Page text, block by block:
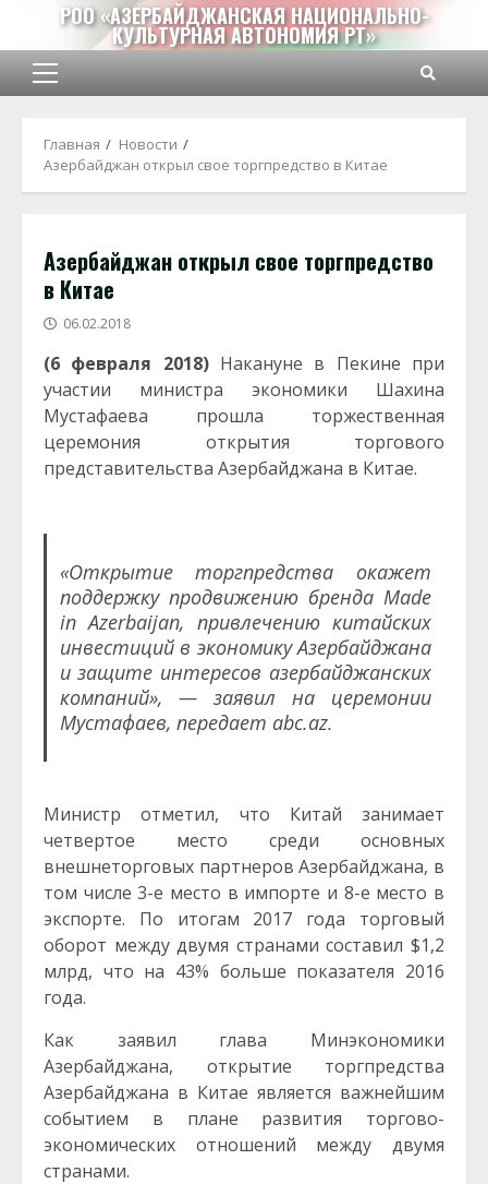
Перейти
содержимому
РОО «АЗЕРБАЙДЖАНСКАЯ НАЦИОНАЛЬНО-
КУЛЬТУРНАЯ АВТОНОМИЯ РТ»
Основное
Главная
Новости
Азербайджан открыл свое торгпредство в Китае
Азербайджан открыл свое торгпредство
в Китае
06.02.2018
(6 февраля 2018) Накануне в Пекине при
участии министра экономики Шахина
Мустафаева прошла торжественная
церемония открытия торгового
представительства Азербайджана в Китае.
«Открытие торгпредства окажет
поддержку продвижению бренда Made
in Azerbaijan, привлечению китайских
инвестиций в экономику Азербайджана
и защите интересов азербайджанских
компаний», — заявил на церемонии
Мустафаев, передает abc.az.
Министр отметил, что Китай занимает
четвертое место среди основных
внешнеторговых партнеров Азербайджана, в
том числе 3-е место в импорте и 8-е место в
экспорте. По итогам 2017 года торговый
оборот между двумя странами составил $1,2
млрд, что на 43% больше показателя 2016
года.
Как заявил глава Минэкономики
Азербайджана, открытие торгпредства
Азербайджана в Китае является важнейшим
событием в плане развития торгово-
экономических отношений между двумя
странами.